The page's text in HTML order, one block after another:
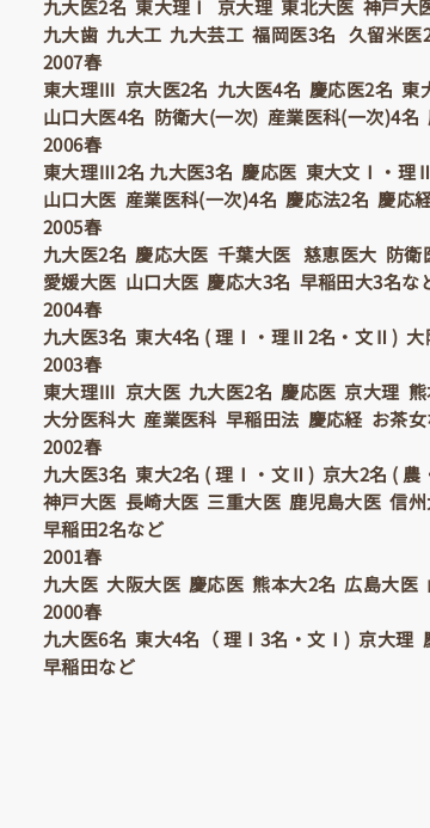
九大医2名 東大理Ⅰ 京大理 東北大医 神戸大
九大歯 九大工 九大芸工 福岡医3名 久留米
2007春
東大理Ⅲ 京大医2名 九大医4名 慶応医2名
山口大医4名 防衛大(一次) 産業医科(一次)4
2006春
東大理Ⅲ2名 九大医3名 慶応医 東大文Ⅰ・理
山口大医 産業医科(一次)4名 慶応法2名 慶応
2005春
九大医2名 慶応大医 千葉大医 慈恵医大 防
愛媛大医 山口大医 慶応大3名 早稲田大3名な
2004春
九大医3名 東大4名 ( 理Ⅰ・理Ⅱ2名・文Ⅱ) 大
2003春
東大理Ⅲ 京大医 九大医2名 慶応医 京大理
大分医科大 産業医科 早稲田法 慶応経 お茶
2002春
九大医3名 東大2名 ( 理Ⅰ・文Ⅱ) 京大2名 ( 農
神戸大医 長崎大医 三重大医 鹿児島大医 信
早稲田2名など
2001春
九大医 大阪大医 慶応医 熊本大2名 広島大
2000春
九大医6名 東大4名（ 理Ⅰ3名・文Ⅰ) 京大理
早稲田など